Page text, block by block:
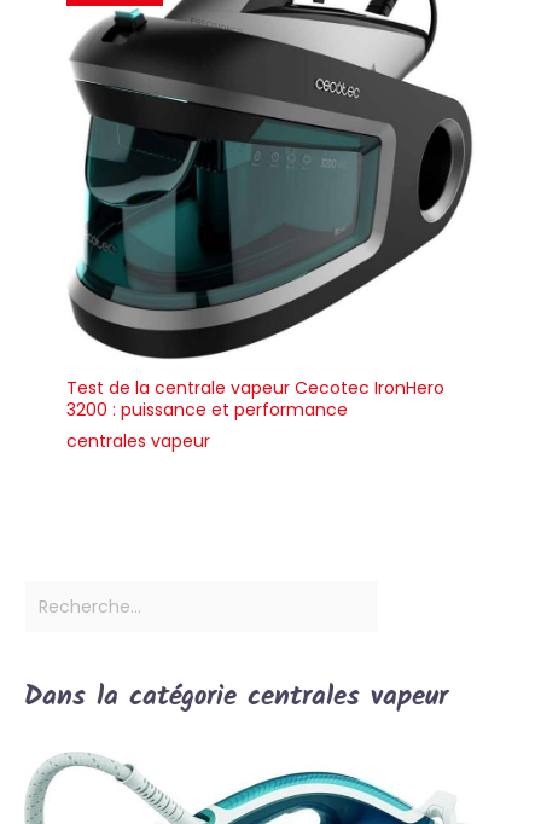
Test de la centrale vapeur Cecotec IronHero
3200 : puissance et performance
centrales vapeur
Dans la catégorie centrales vapeur